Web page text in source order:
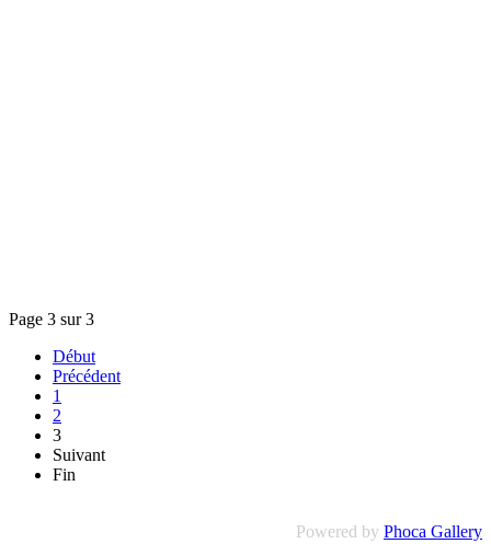
Page 3 sur 3
Début
Précédent
1
2
3
Suivant
Fin
Powered by Phoca Gallery